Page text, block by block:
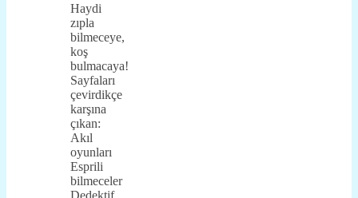
Haydi
zıpla
bilmeceye,
koş
bulmacaya!
Sayfaları
çevirdikçe
karşına
çıkan:
Akıl
oyunları
Esprili
bilmeceler
Dedektif